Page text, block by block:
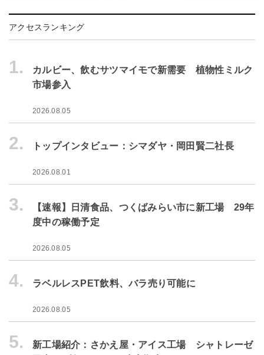
アクセスランキング
1.
カルビー、飲むサツマイモで新需要 植物性ミルク
市場参入
2026.08.05
2. トップインタビュー：シマダヤ・岡田賢二社長
2026.08.01
3.
【速報】日清食品、つくばみらい市に新工場 29年
度中の稼働予定
2026.08.05
4. ラベルレスPET飲料、バラ売り可能に
2026.08.05
5.
新工場紹介：さかえ屋・アイス工場 シャトレーゼ